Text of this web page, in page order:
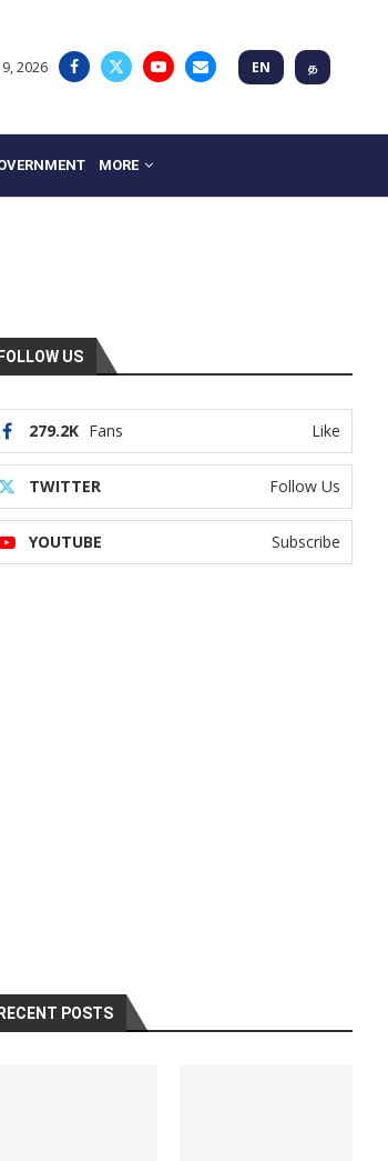
2026 EN த
MORE
FOLLOW US
279.2K Fans Like
TWITTER Follow Us
YOUTUBE Subscribe
RECENT POSTS